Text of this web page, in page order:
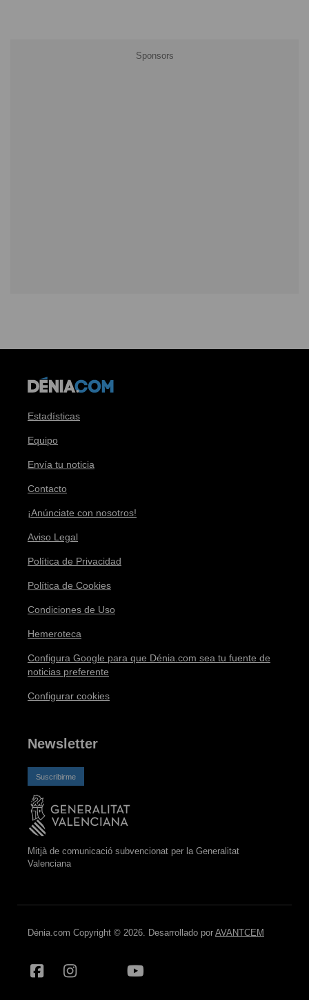
Estadísticas
Equipo
Envía tu noticia
Contacto
¡Anúnciate con nosotros!
Aviso Legal
Política de Privacidad
Política de Cookies
Condiciones de Uso
Hemeroteca
Configura Google para que Dénia.com sea tu fuente de
noticias preferente
Configurar cookies
Newsletter
Suscribirme
Mitjà de comunicació subvencionat per la Generalitat
Valenciana
Dénia.com Copyright © 2026. Desarrollado por AVANTCEM